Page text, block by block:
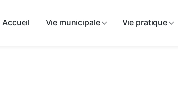
Accueil Vie municipale Vie pratique